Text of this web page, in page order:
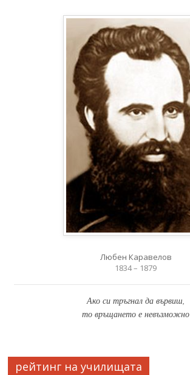
Любен Каравелов
1834 – 1879
Ако си тръгнал да вървиш,
то връщането е невъзможно
рейтинг на училищата